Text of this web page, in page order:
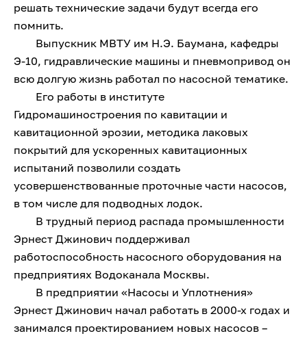
решать технические задачи будут всегда его
помнить.
Выпускник МВТУ им Н.Э. Баумана, кафедры
Э-10, гидравлические машины и пневмопривод он
всю долгую жизнь работал по насосной тематике.
Его работы в институте
Гидромашиностроения по кавитации и
кавитационной эрозии, методика лаковых
покрытий для ускоренных кавитационных
испытаний позволили создать
усовершенствованные проточные части насосов,
в том числе для подводных лодок.
В трудный период распада промышленности
Эрнест Джинович поддерживал
работоспособность насосного оборудования на
предприятиях Водоканала Москвы.
В предприятии «Насосы и Уплотнения»
Эрнест Джинович начал работать в 2000-х годах и
занимался проектированием новых насосов –